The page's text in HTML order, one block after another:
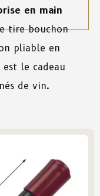
en main
tire bouchon
pliable en
le cadeau
de vin.